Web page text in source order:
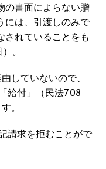
の書面によらない贈
には、引渡しのみで
されていることをも
。
していないので、
給付」（民法708
。
請求を拒むことがで